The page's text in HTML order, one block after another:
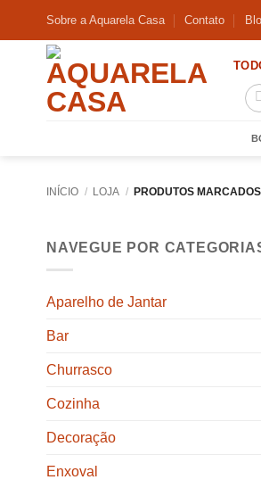
Sobre a Aquarela Casa Contato
INÍCIO / LOJA / PRODUTOS
NAVEGUE POR
Aparelho de Jantar
Bar
Churrasco
Cozinha
Decoração
Enxoval